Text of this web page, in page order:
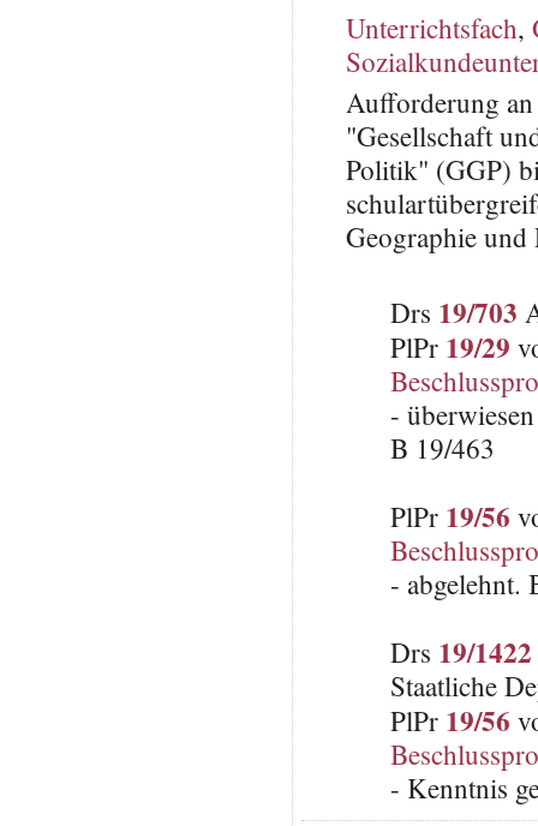
Unterrichtsfach,
Aufforderung an
"Gesellschaft
Politik" (GGP)
Geographie
Drs 19/703
PlPr 19/29
-
B 19/463
PlPr 19/56
- abgelehnt.
Drs 19/1422
Staatliche
PlPr 19/56
- Kenntnis